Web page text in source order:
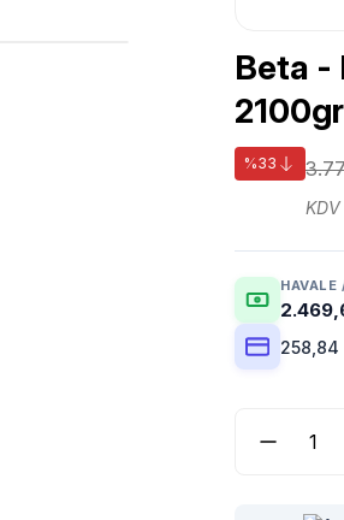
Beta -
2100gr
%33
HAVALE